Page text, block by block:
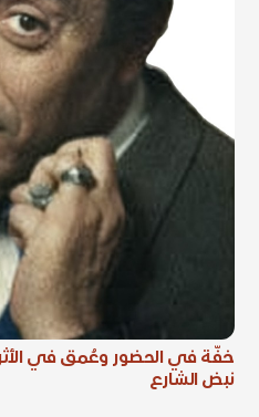
خفّة في الحضور وعُمق في
نبض الشارع